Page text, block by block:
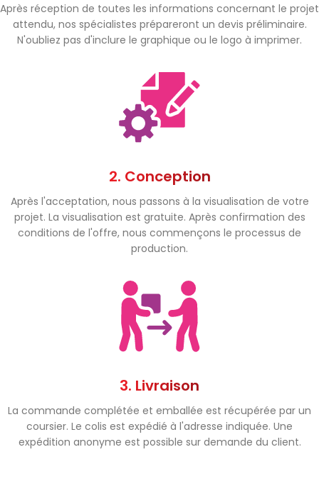
Après réception de toutes les informations concernant le projet
attendu, nos spécialistes prépareront un devis préliminaire.
N'oubliez pas d'inclure le graphique ou le logo à imprimer.
2. Conception
Après l'acceptation, nous passons à la visualisation de votre
projet. La visualisation est gratuite. Après confirmation des
conditions de l'offre, nous commençons le processus de
production.
3. Livraison
La commande complétée et emballée est récupérée par un
coursier. Le colis est expédié à l'adresse indiquée. Une
expédition anonyme est possible sur demande du client.